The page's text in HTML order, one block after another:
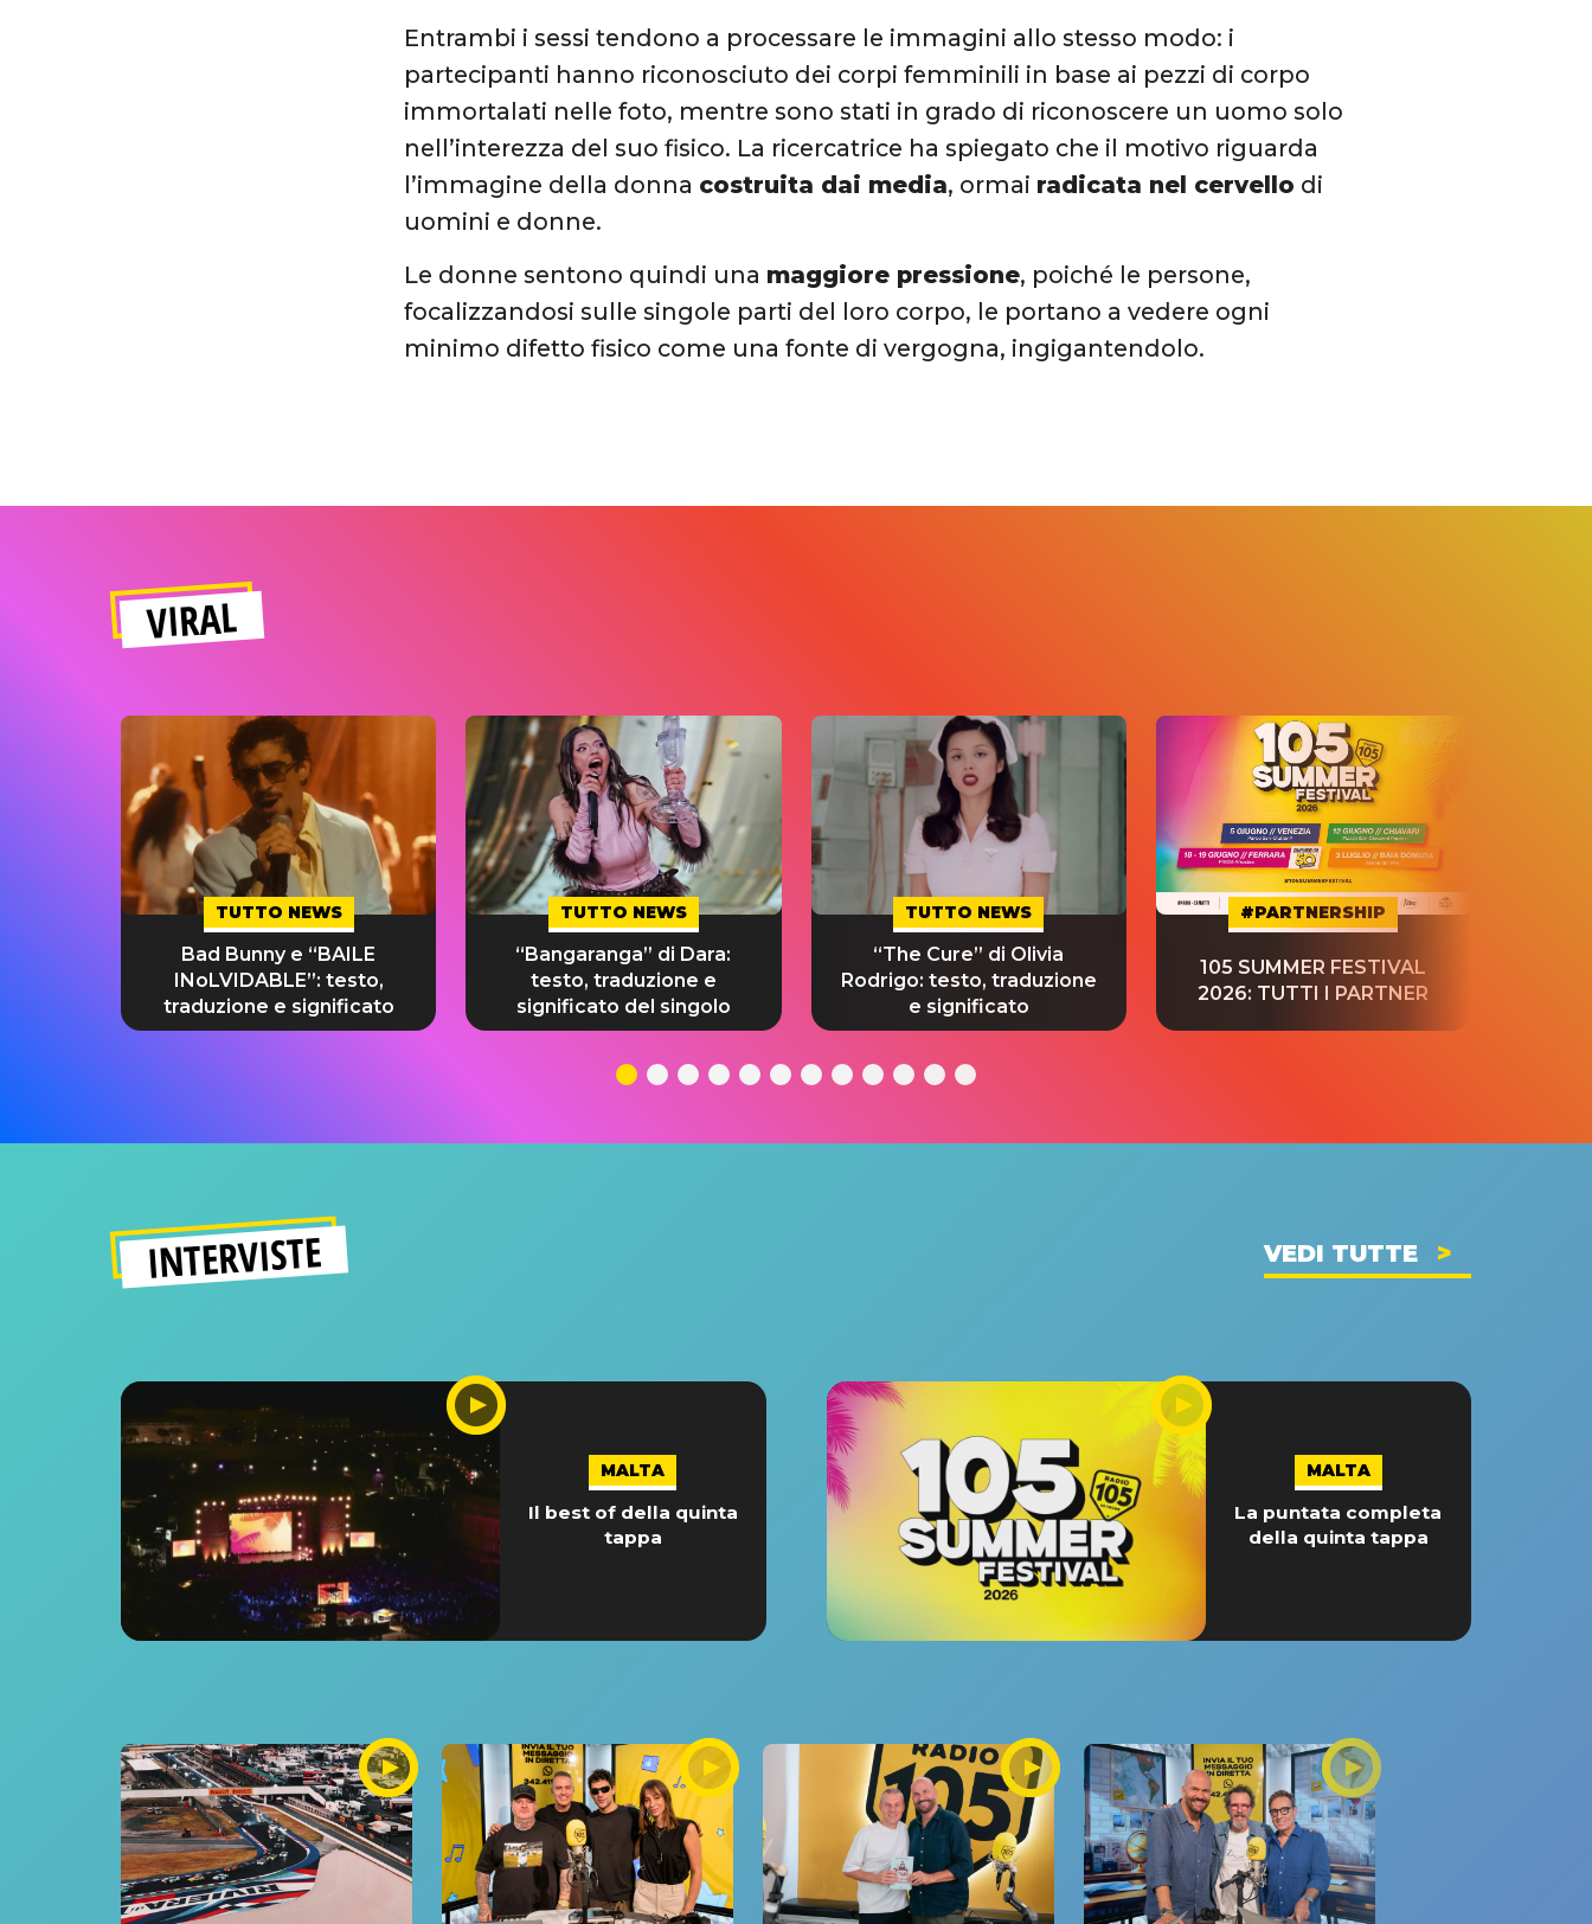
Entrambi i sessi tendono a processare le immagini allo stesso modo: i
partecipanti hanno riconosciuto dei corpi femminili in base ai pezzi di corpo
immortalati nelle foto, mentre sono stati in grado di riconoscere un uomo solo
nell’interezza del suo fisico. La ricercatrice ha spiegato che il motivo riguarda
l’immagine della donna costruita dai media, ormai radicata nel cervello di
uomini e donne.
Le donne sentono quindi una maggiore pressione, poiché le persone,
focalizzandosi sulle singole parti del loro corpo, le portano a vedere ogni
minimo difetto fisico come una fonte di vergogna, ingigantendolo.
VIRAL
TUTTO NEWS
Bad Bunny e “BAILE
INoLVIDABLE”: testo,
traduzione e significato
TUTTO NEWS
“Bangaranga” di Dara:
testo, traduzione e
significato del singolo
TUTTO NEWS
“The Cure” di Olivia
Rodrigo: testo, traduzione
e significato
#PARTNERSHIP
105 SUMMER FESTIVAL
2026: TUTTI I PARTNER
INTERVISTE VEDI TUTTE
MALTA
Il best of della quinta
tappa
MALTA
La puntata completa
della quinta tappa